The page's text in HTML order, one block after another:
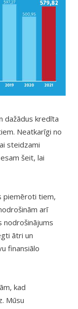
dažādus kredīta
Neatkarīgi no
steidzami
šeit, lai
piemēroti tiem,
arī
nodrošinājums
ātri un
finansiālo
kad
Mūsu